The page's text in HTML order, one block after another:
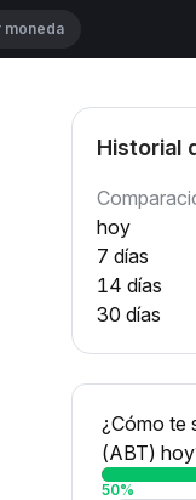
Historial
hoy
7 días
14 días
30 días
¿Cómo te
(ABT)
50%